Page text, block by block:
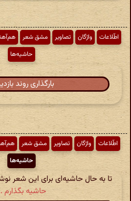
اطّلاعات واژگان تصاویر مشق شعر
حاشیه‌ها
بارگذاری روند
اطّلاعات واژگان تصاویر مشق شعر
حاشیه‌ها
تا به حال حاشیه‌ای برای این شعر
حاشیه بگذارم